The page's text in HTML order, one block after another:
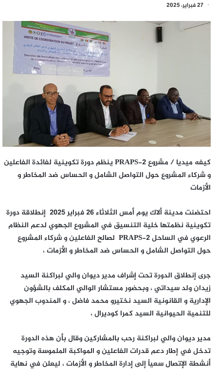
27 فبراير، 2025
كيفه ميديا / مشروع PRAPS-2 ينظم دورة تكوينية لفائدة الفاعلين
و شركاء المشروع حول التواصل الشامل و الحساس ضد المخاطر و
الأزمات
احتضنت مدينة ألاك يوم أمس الثلاثاء 26 فبراير 2025 إنطلاقة دورة
تكوينية نظمتها خلية التنسيق في المشروع الجهوي لدعم النظام
الرعوي في الساحل PRAPS-2 لصالح الفاعلين و شركاء المشروع
حول التواصل الشامل و الحساس ضد المخاطر و الأزمات ،
جرى إنطلاق الدورة تحت إشراف مدير ديوان والي لبراكنة السيد
زيدان ولد سيداتي ، وبحضور مستشار الوالي المكلف بالشؤون
الإدارية و القانونية السيد نختيرو محمد فاضل ، و المندوب الجهوي
للتنمية الحيوانية السيد كمرا كوديرال ،
مدير ديوان والي لبراكنة رحب بالمشاركين وقال بأن هذه الدورة
تدخل في إطار دعم قدرات الفاعلين و المواكبة الملموسة وتوجيه
أنشطة الإتصال سعياً إلى إدارة المخاطر و الأزمات ، ليعلن في نهاية